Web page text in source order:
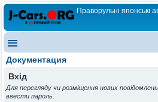
Праворульні японські
Документация
Вхід
Для перегляду чи розміщення нових
ввести пароль.